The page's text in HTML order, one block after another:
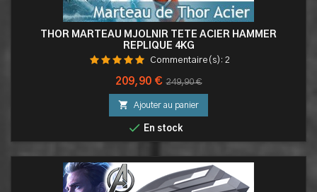
THOR MARTEAU MJOLNIR TETE ACIER HAMMER
REPLIQUE 4KG
Commentaire(s): 2
Prix
209,90 € Prix
base
249,90 €
 Ajouter au panier
 En stock